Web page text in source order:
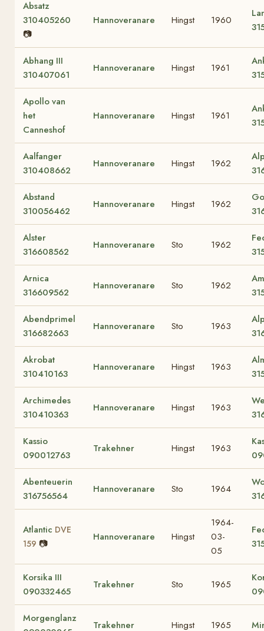
Absatz
310405260
📷
Hannoveranare Hingst 1960
Abhang III
310407061
Hannoveranare Hingst 1961
Apollo van
het
Canneshof
Hannoveranare Hingst 1961
Aalfanger
310408662
Hannoveranare Hingst 1962
Abstand
310056462
Hannoveranare Hingst 1962
Alster
316608562
Hannoveranare Sto 1962
Arnica
316609562
Hannoveranare Sto 1962
Abendprimel
316682663
Hannoveranare Sto 1963
Akrobat
310410163
Hannoveranare Hingst 1963
Archimedes
310410363
Hannoveranare Hingst 1963
Kassio
090012763
Trakehner Hingst 1963
Abenteuerin
316756564
Hannoveranare Sto 1964
Atlantic DVE
159 📷
Hannoveranare Hingst
1964-
03-
05
Korsika III
090332465
Trakehner Sto 1965
Morgenglanz
Trakehner Hingst 1965